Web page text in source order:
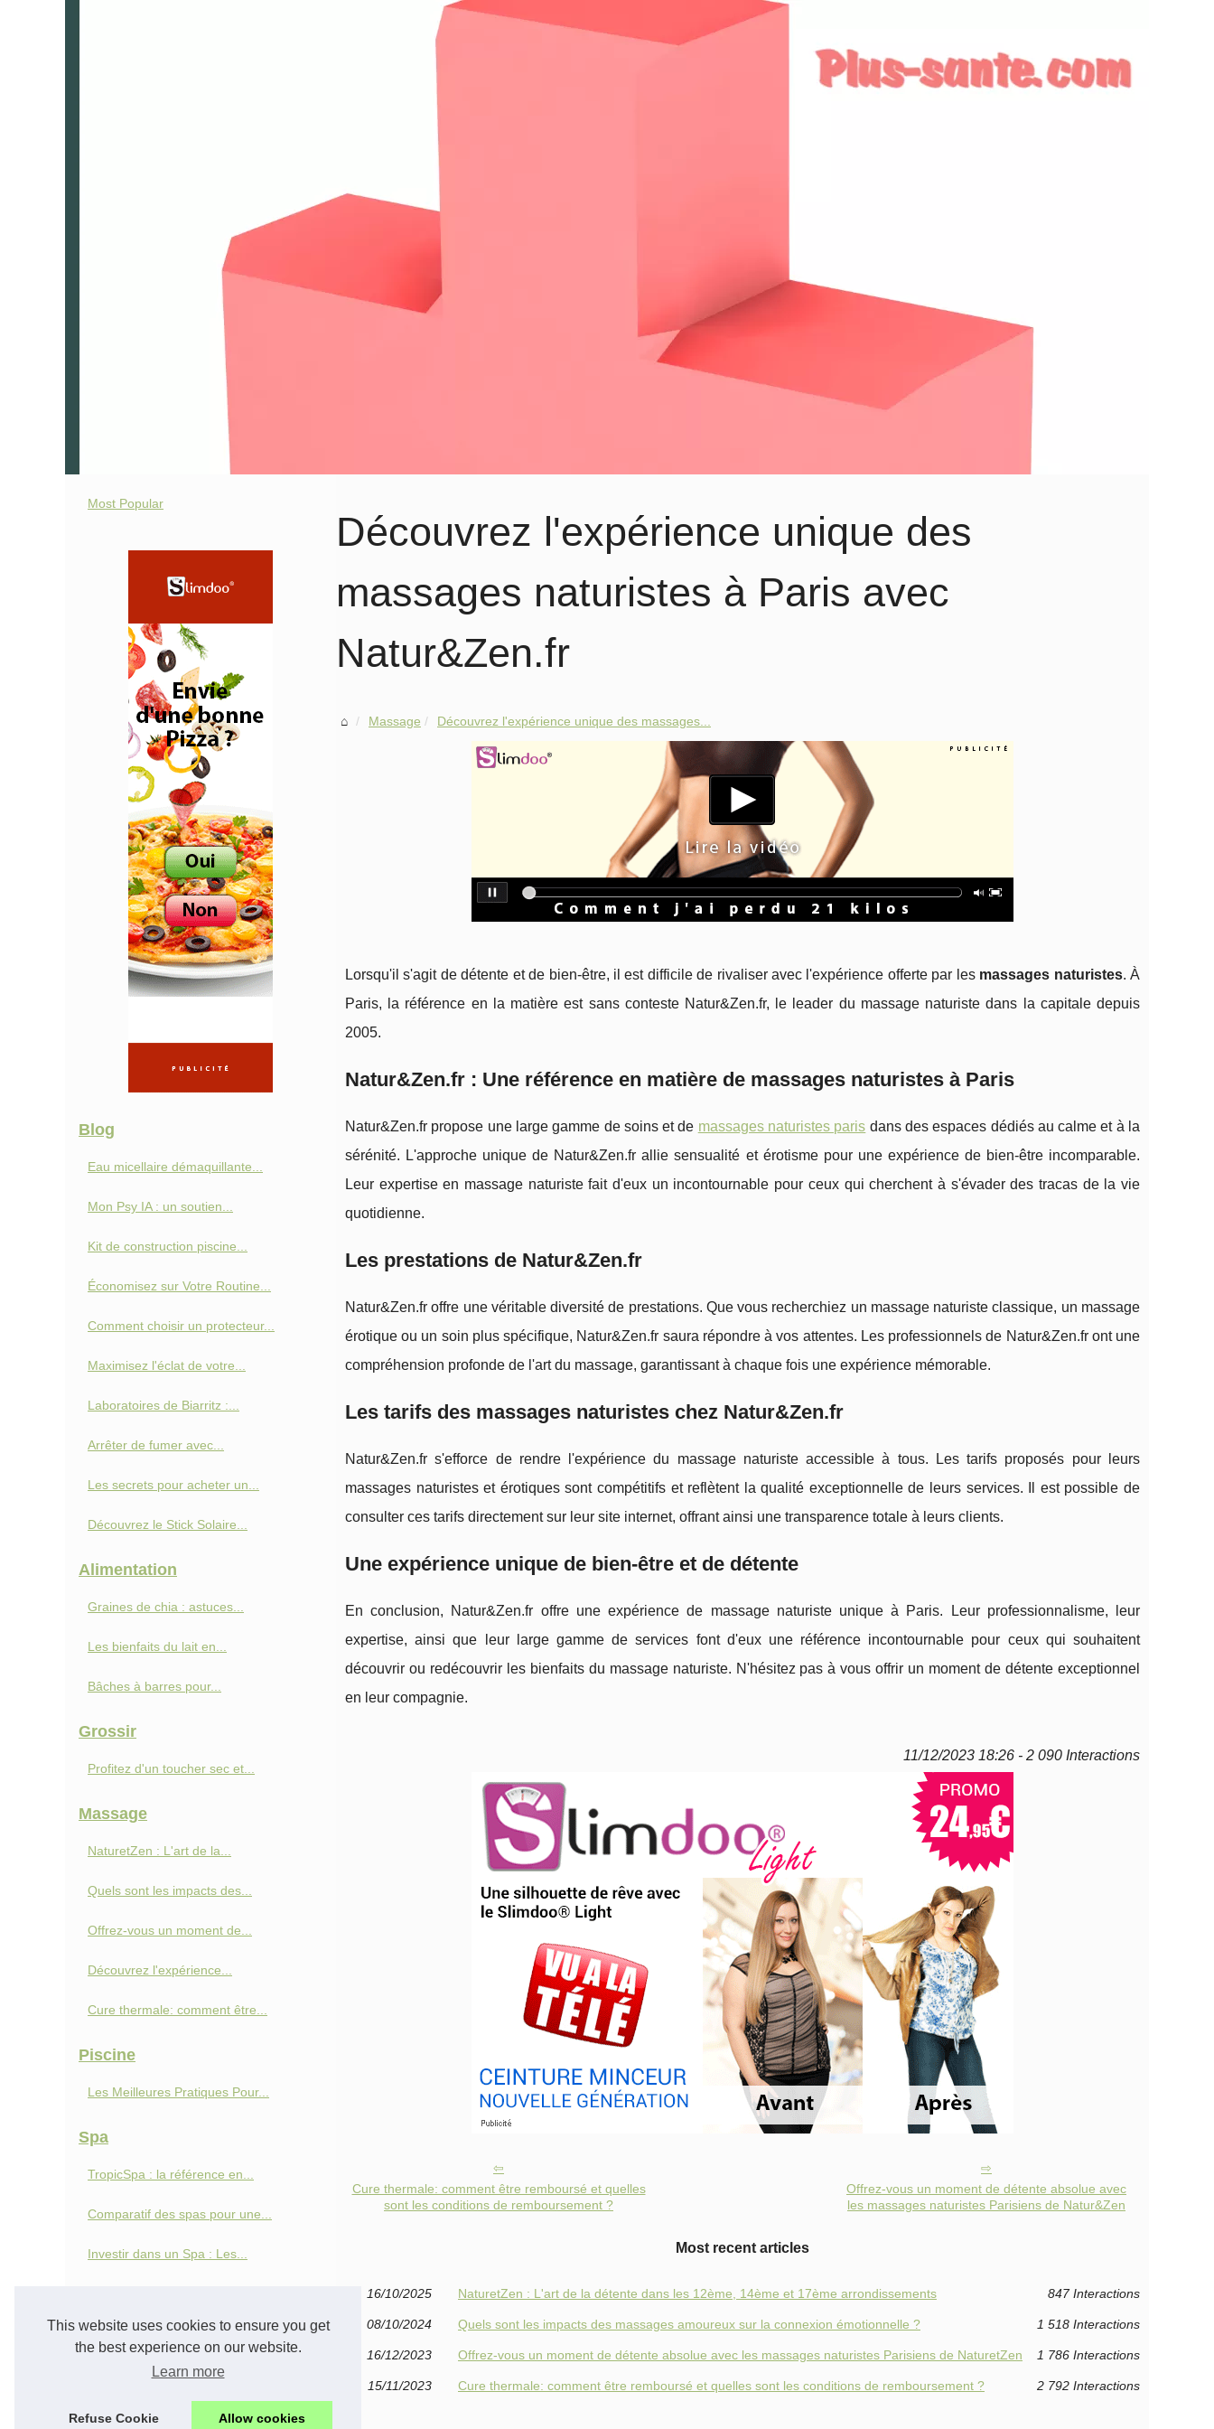
This website uses cookies to ensure you get
the best experience on our website.
Learn more
Refuse Cookie Allow cookies
Découvrez l'expérience unique des
massages naturistes à Paris avec
Natur&Zen.fr
Massage Découvrez l'expérience unique des massages...
Lorsqu'il s'agit de détente et de bien-être, il est difficile de rivaliser avec l'expérience offerte par les massages naturistes. À
Paris, la référence en la matière est sans conteste Natur&Zen.fr, le leader du massage naturiste dans la capitale depuis
2005.
Natur&Zen.fr : Une référence en matière de massages naturistes à Paris
Natur&Zen.fr propose une large gamme de soins et de massages naturistes paris dans des espaces dédiés au calme et à la
sérénité. L'approche unique de Natur&Zen.fr allie sensualité et érotisme pour une expérience de bien-être incomparable.
Leur expertise en massage naturiste fait d'eux un incontournable pour ceux qui cherchent à s'évader des tracas de la vie
quotidienne.
Les prestations de Natur&Zen.fr
Natur&Zen.fr offre une véritable diversité de prestations. Que vous recherchiez un massage naturiste classique, un massage
érotique ou un soin plus spécifique, Natur&Zen.fr saura répondre à vos attentes. Les professionnels de Natur&Zen.fr ont une
compréhension profonde de l'art du massage, garantissant à chaque fois une expérience mémorable.
Les tarifs des massages naturistes chez Natur&Zen.fr
Natur&Zen.fr s'efforce de rendre l'expérience du massage naturiste accessible à tous. Les tarifs proposés pour leurs
massages naturistes et érotiques sont compétitifs et reflètent la qualité exceptionnelle de leurs services. Il est possible de
consulter ces tarifs directement sur leur site internet, offrant ainsi une transparence totale à leurs clients.
Une expérience unique de bien-être et de détente
En conclusion, Natur&Zen.fr offre une expérience de massage naturiste unique à Paris. Leur professionnalisme, leur
expertise, ainsi que leur large gamme de services font d'eux une référence incontournable pour ceux qui souhaitent
découvrir ou redécouvrir les bienfaits du massage naturiste. N'hésitez pas à vous offrir un moment de détente exceptionnel
en leur compagnie.
11/12/2023 18:26 - 2 090 Interactions
Cure thermale: comment être remboursé et quelles
sont les conditions de remboursement ?
Offrez-vous un moment de détente absolue avec
les massages naturistes Parisiens de Natur&Zen
Most recent articles
16/10/2025 NaturetZen : L'art de la détente dans les 12ème, 14ème et 17ème arrondissements 847 Interactions
08/10/2024 Quels sont les impacts des massages amoureux sur la connexion émotionnelle ? 1 518 Interactions
16/12/2023 Offrez-vous un moment de détente absolue avec les massages naturistes Parisiens de NaturetZen 1 786 Interactions
15/11/2023 Cure thermale: comment être remboursé et quelles sont les conditions de remboursement ? 2 792 Interactions
Most Popular
Blog
Eau micellaire démaquillante...
Mon Psy IA : un soutien...
Kit de construction piscine...
Économisez sur Votre Routine...
Comment choisir un protecteur...
Maximisez l'éclat de votre...
Laboratoires de Biarritz :...
Arrêter de fumer avec...
Les secrets pour acheter un...
Découvrez le Stick Solaire...
Alimentation
Graines de chia : astuces...
Les bienfaits du lait en...
Bâches à barres pour...
Grossir
Profitez d'un toucher sec et...
Massage
NaturetZen : L'art de la...
Quels sont les impacts des...
Offrez-vous un moment de...
Découvrez l'expérience...
Cure thermale: comment être...
Piscine
Les Meilleures Pratiques Pour...
Spa
TropicSpa : la référence en...
Comparatif des spas pour une...
Investir dans un Spa : Les...